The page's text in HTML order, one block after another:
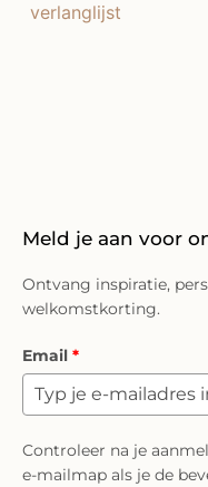
verlanglijst
Meld je aan voor
Ontvang inspiratie,
welkomstkorting.
Email *
Controleer na je
e-mailmap als je de